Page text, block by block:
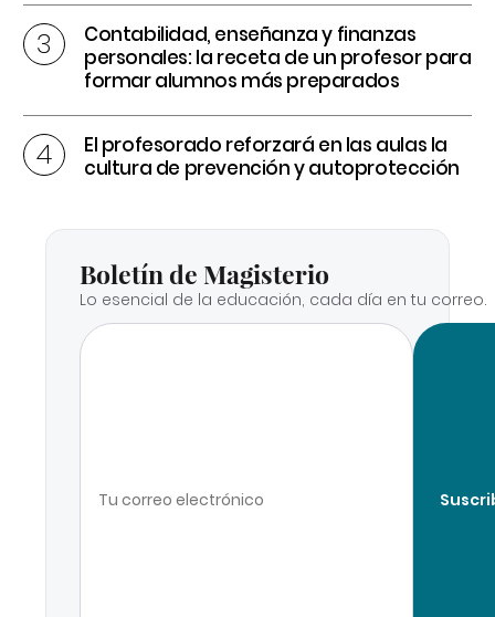
Contabilidad, enseñanza y finanzas
personales: la receta de un profesor para
formar alumnos más preparados
El profesorado reforzará en las aulas la
cultura de prevención y autoprotección
Boletín de Magisterio
Lo esencial de la educación, cada día en tu correo.